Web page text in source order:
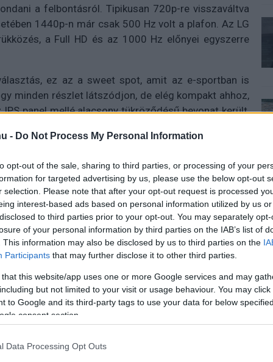
- Do Not Process My Personal Information
opt-out of the sale, sharing to third parties, or processing of your
for targeted advertising by us, please use the below opt-out
selection. Please note that after your opt-out request is processed
interest-based ads based on personal information utilized by us
to third parties prior to your opt-out. You may separately
of your personal information by third parties on the IAB’s list of
This information may also be disclosed by us to third parties on the
Participants that may further disclose it to other third parties.
that this website/app uses one or more Google services and may
but not limited to your visit or usage behaviour. You may
to Google and its third-party tags to use your data for below
consent section.
Data Processing Opt Outs
a felbontásról. Tipikusan 720p-re visszaváltva
1440p-n már csak 500 Hz volt a plafon. Az LG
a Full HD és az 1000 Hz előnyei egyszerre
ez az a sweet spot, amit az e-sportban is
minden részlet látszódjon, de elég kompakt ahhoz,
panel mellé alacsony tükröződésű bevonat került,
rendben van, még kevésbé ideális fényviszonyok
is támogatja, amely a gyors mozgásokat
jön jól, ahol nem mindegy, hogy egy sprintelő
konkrét céltáblát. A monitor emellett minimalista
az asztalon, viszont teljes mértékben állítható
Apró, de praktikus extra a beépített fejhallgató-tartó
intelligencia sem maradt ki a csomagból. Az
igazítja a képi beállításokat, míg az AI Sound
Ezek inkább kényelmi extrák, de jól mutatják, hogy
az élményre.
annyit árult el, hogy a monitor 2026 második
válik elérhetővé máshol is. Hogy ezért a